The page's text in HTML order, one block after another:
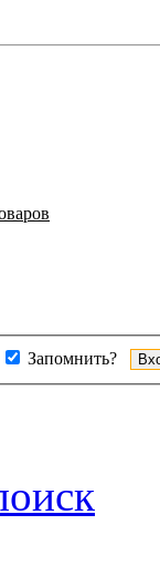
Запомнить?